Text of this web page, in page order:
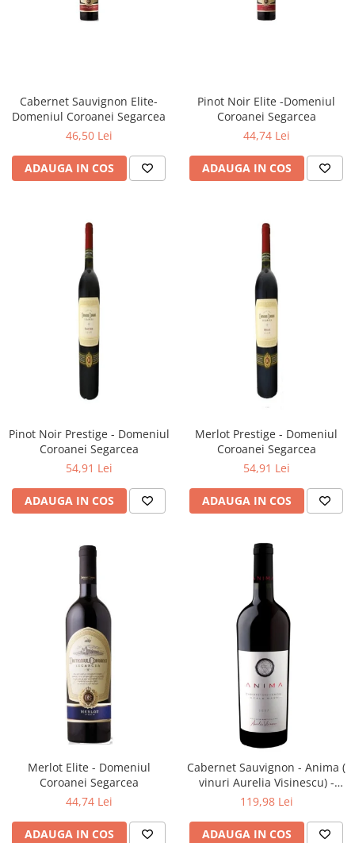
Cabernet Sauvignon Elite-
Domeniul Coroanei Segarcea
46,50 Lei
ADAUGA IN COS
Pinot Noir Elite -Domeniul
Coroanei Segarcea
44,74 Lei
ADAUGA IN COS
Pinot Noir Prestige - Domeniul
Coroanei Segarcea
54,91 Lei
ADAUGA IN COS
Merlot Prestige - Domeniul
Coroanei Segarcea
54,91 Lei
ADAUGA IN COS
Merlot Elite - Domeniul
Coroanei Segarcea
44,74 Lei
ADAUGA IN COS
Cabernet Sauvignon - Anima (
vinuri Aurelia Visinescu) -
Domeniile Sahateni
119,98 Lei
ADAUGA IN COS